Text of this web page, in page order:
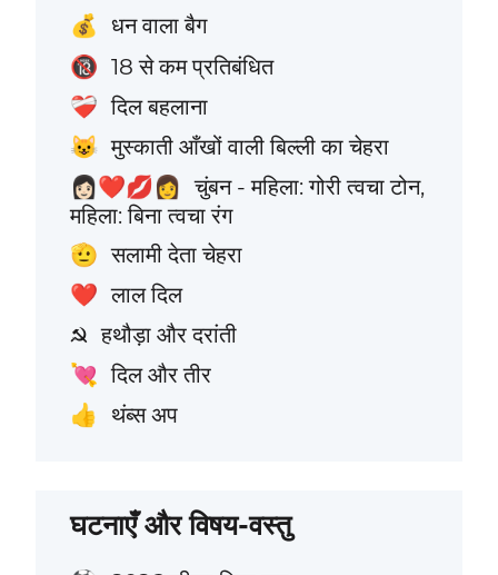
💰 धन वाला बैग
🔞 18 से कम प्रतिबंधित
❤️‍🩹 दिल बहलाना
😺 मुस्काती आँखों वाली बिल्ली का चेहरा
👩🏻‍❤️‍💋‍👩 चुंबन - महिला: गोरी त्वचा टोन,
महिला: बिना त्वचा रंग
🫡 सलामी देता चेहरा
❤️ लाल दिल
☭ हथौड़ा और दरांती
💘 दिल और तीर
👍 थंब्स अप
घटनाएँ और विषय-वस्तु